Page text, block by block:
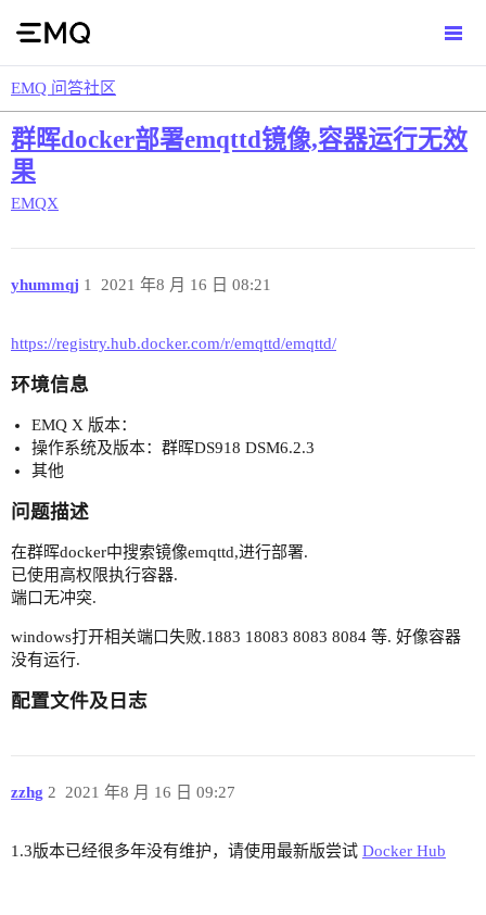
EMQ 问答社区
群晖docker部署emqttd镜像,容器运行无效
果
EMQX
yhummqj 2021 年8 月 16 日 08:21
1
https://registry.hub.docker.com/r/emqttd/emqttd/
环境信息
EMQ X 版本：
操作系统及版本：群晖DS918 DSM6.2.3
其他
问题描述
在群晖docker中搜索镜像emqttd,进行部署.
已使用高权限执行容器.
端口无冲突.
windows打开相关端口失败.1883 18083 8083 8084 等. 好像容器
没有运行.
配置文件及日志
zzhg 2021 年8 月 16 日 09:27
2
1.3版本已经很多年没有维护，请使用最新版尝试 Docker Hub